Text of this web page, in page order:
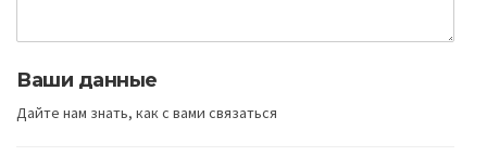
Ваши данные
Дайте нам знать, как с вами связаться